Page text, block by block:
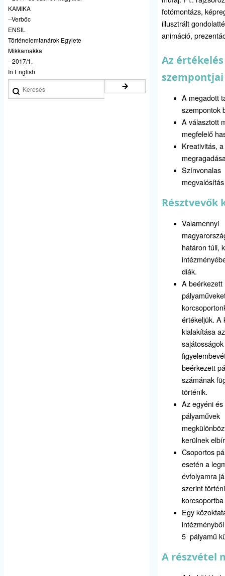
KAMIKA
--Verbőc
ENSIL
Történelemtanárok Egylete
Mikkamakka
--2017/1.
In English
fotómontázs,
illusztrált
animáció,
Az értékelés
szempontjai
A megadott
szempontok
A választott
megfelelő
Kreativitás,
Színvonalas
megvalósítás
Résztvevők
Valamennyi
határon túli,
diák.
A beérkezett
értékeljük. A
kialakítása
sajátosságok
beérkezett
számának
történik.
Az egyéni
pályaművek
kerülnek
Csoportos
esetén a
évfolyamra
szerint
Egy
5 pályamű
A részvétel